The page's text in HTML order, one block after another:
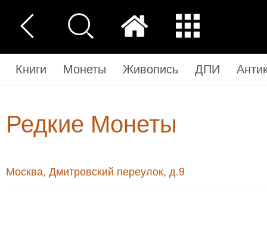
Книги Монеты Живопись ДПИ
Редкие Монеты
Москва, Дмитровский переулок, д.9